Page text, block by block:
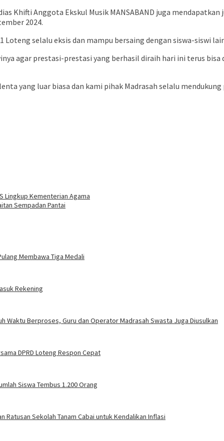
Khifti Anggota Ekskul Musik MANSABAND juga
2024.
selalu eksis dan mampu bersaing dengan siswa-siswi
agar prestasi-prestasi yang berhasil diraih hari ini terus
yang luar biasa dan kami pihak Madrasah selalu
Lingkup Kementerian Agama
Sempadan Pantai
Membawa Tiga Medali
Rekening
Waktu Berproses, Guru dan Operator Madrasah Swasta Juga Diusulkan
DPRD Loteng Respon Cepat
Siswa Tembus 1.200 Orang
Ratusan Sekolah Tanam Cabai untuk Kendalikan Inflasi